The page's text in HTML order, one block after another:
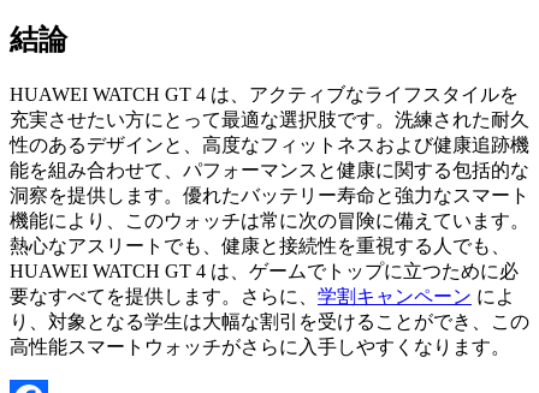
結論
HUAWEI WATCH GT 4 は、アクティブなライフスタイルを
充実させたい方にとって最適な選択肢です。洗練された耐久
性のあるデザインと、高度なフィットネスおよび健康追跡機
能を組み合わせて、パフォーマンスと健康に関する包括的な
洞察を提供します。優れたバッテリー寿命と強力なスマート
機能により、このウォッチは常に次の冒険に備えています。
熱心なアスリートでも、健康と接続性を重視する人でも、
HUAWEI WATCH GT 4 は、ゲームでトップに立つために必
要なすべてを提供します。さらに、 学割キャンペーン によ
り、対象となる学生は大幅な割引を受けることができ、この
高性能スマートウォッチがさらに入手しやすくなります。